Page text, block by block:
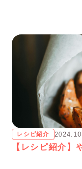
レシピ紹介
【レシピ紹介】